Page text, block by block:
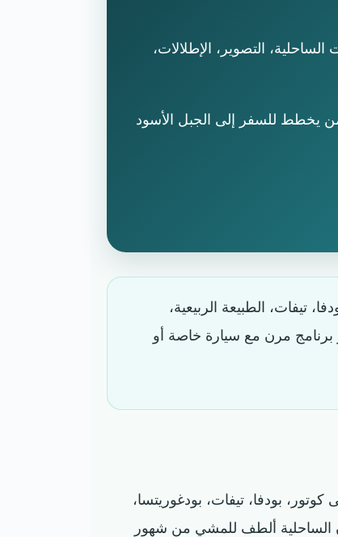
التصوير، الإطلالات،
يخطط للسفر إلى الجبل الأسود
تيفات، الطبيعة الربيعية،
برنامج مرن مع سيارة خاصة أو
بودفا، تيفات، بودغوريتسا،
الساحلية ألطف للمشي من شهور